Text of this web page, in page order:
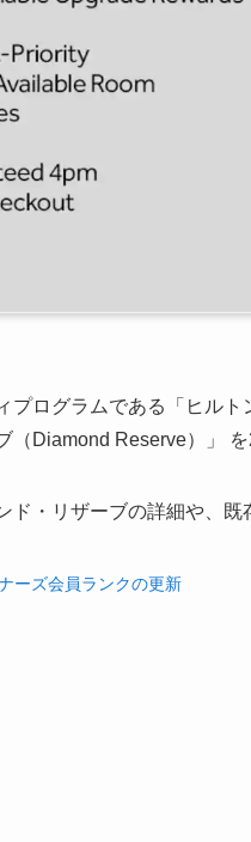
プログラムである「ヒル
（Diamond Reserve）」
ド・リザーブの詳細や、既
ーズ会員ランクの更新